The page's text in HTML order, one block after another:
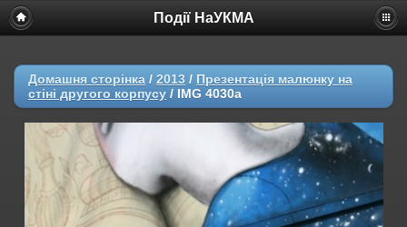
Події НаУКМА
Домашня сторінка / 2013 / Презентація малюнку на
стіні другого корпусу / IMG 4030a